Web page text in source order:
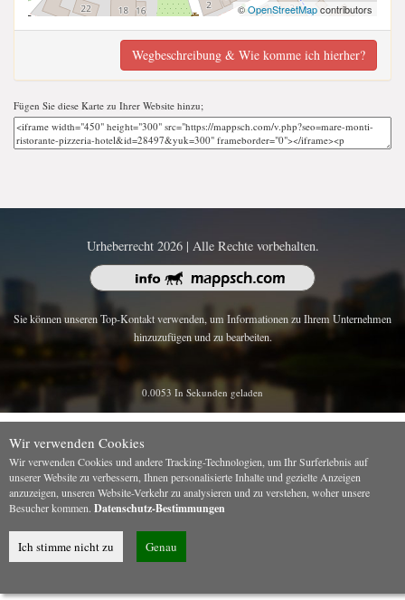
©OpenStreetMapcontributors
Wegbeschreibung & Wie komme ich hierher?
Fügen Sie diese Karte zu Ihrer Website hinzu;
Urheberrecht 2026 | Alle Rechte vorbehalten.
Sie können unseren Top-Kontakt verwenden, um Informationen zu Ihrem Unternehmen
hinzuzufügen und zu bearbeiten.
0.0053 In Sekunden geladen
Wir verwenden Cookies
Wir verwenden Cookies und andere Tracking-Technologien, um Ihr Surferlebnis auf
unserer Website zu verbessern, Ihnen personalisierte Inhalte und gezielte Anzeigen
anzuzeigen, unseren Website-Verkehr zu analysieren und zu verstehen, woher unsere
Besucher kommen. Datenschutz-Bestimmungen
Ich stimme nicht zu Genau